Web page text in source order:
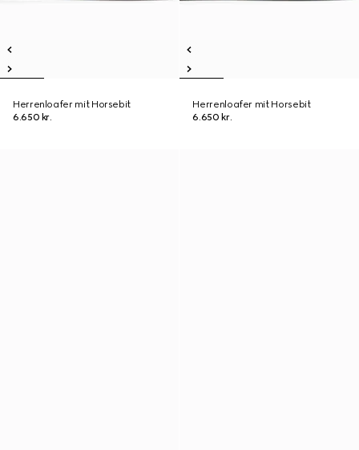
Herrenloafer mit Horsebit
6.650 kr.
Herrenloafer mit Horsebit
6.650 kr.